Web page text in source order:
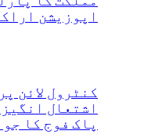
اپوزیشن
کنٹرول لائن
اشتعال
پاک فوج کا